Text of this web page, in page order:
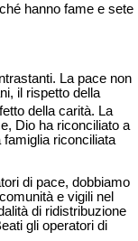
hanno fame e sete
La pace non
il rispetto della
della carità. La
Dio ha riconciliato a
famiglia riconciliata
di pace, dobbiamo
e vigili nel
di ridistribuzione
gli operatori di